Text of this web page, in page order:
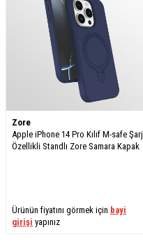
Zore
Apple iPhone 14 Pro Kılıf M-safe Şarj
Özellikli Standlı Zore Samara Kapak
Ürünün fiyatını görmek için bayi
girişi yapınız